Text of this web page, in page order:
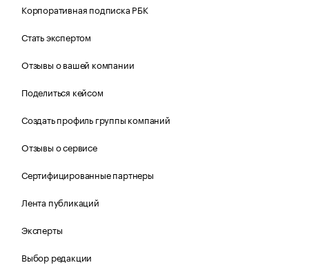
Корпоративная подписка РБК
Стать экспертом
Отзывы о вашей компании
Поделиться кейсом
Создать профиль группы компаний
Отзывы о сервисе
Сертифицированные партнеры
Лента публикаций
Эксперты
Выбор редакции